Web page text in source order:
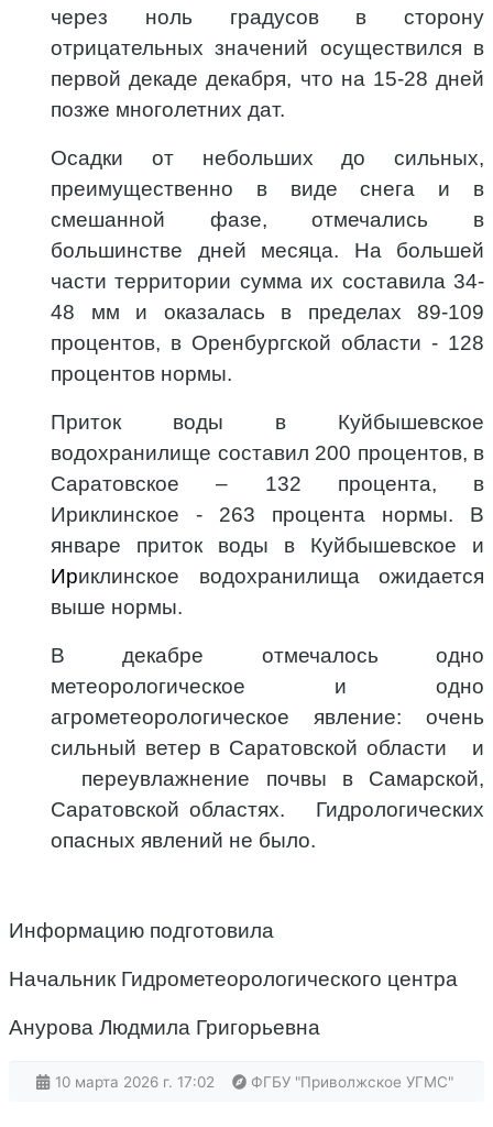
через ноль градусов в сторону
отрицательных значений осуществился в
первой декаде декабря, что на 15-28 дней
позже многолетних дат.
Осадки от небольших до сильных,
преимущественно в виде снега и в
смешанной фазе, отмечались в
большинстве дней месяца. На большей
части территории сумма их составила 34-
48 мм и оказалась в пределах 89-109
процентов, в Оренбургской области - 128
процентов нормы.
Приток воды в Куйбышевское
водохранилище составил 200 процентов, в
Саратовское – 132 процента, в
Ириклинское - 263 процента нормы.
В
январе приток воды в Куйбышевское и
Ириклинское водохранилища ожидается
выше нормы.
В декабре отмечалось одно
метеорологическое и одно
агрометеорологическое явление: очень
сильный ветер в Саратовской области и
переувлажнение почвы в Самарской,
Саратовской областях. Гидрологических
опасных явлений не было.
Информацию подготовила
Начальник Гидрометеорологического центра
Анурова Людмила Григорьевна
10 марта 2026 г. 17:02 ФГБУ "Приволжское УГМС"